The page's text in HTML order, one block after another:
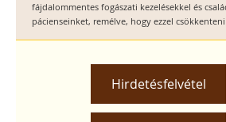
fájdalommentes fogászati kezelésekkel és
pácienseinket, remélve, hogy ezzel
Hirdetésfelvétel